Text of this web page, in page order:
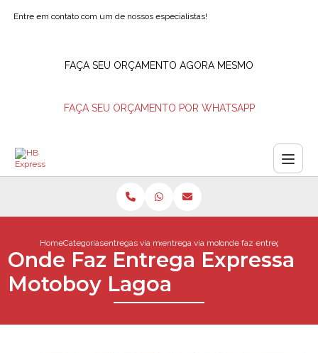
Entre em contato com um de nossos especialistas!
FAÇA SEU ORÇAMENTO AGORA MESMO
FAÇA SEU ORÇAMENTO POR WHATSAPP
HomeCategoriasentregas via motoboyentrega via motoboyonde faz entrega
Onde Faz Entrega Expressa
Motoboy Lagoa